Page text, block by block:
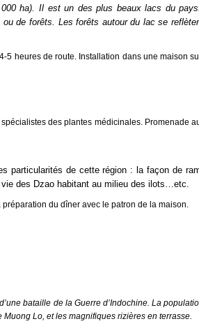
ha). Il est un des plus beaux lacs du
de forêts. Les forêts autour du lac se
5 heures de route. Installation dans une maison
des plantes médicinales. Promenade
particularités de cette région : la façon de
des Dzao habitant au milieu des ilots…etc.
du dîner avec le patron de la maison.
bataille de la Guerre d’Indochine. La
Lo, et les magnifiques rizières en terrasse.